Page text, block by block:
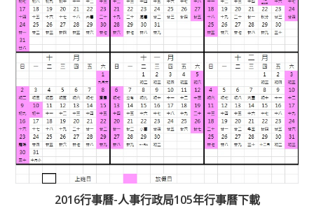
2016行事曆-人事行政局105年行事曆下載